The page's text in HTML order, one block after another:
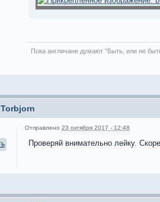
Пока англичане думают "Быть, или не
Torbjorn
Отправлено 23 октября 2017 - 12:48
Проверяй внимательно лейку.